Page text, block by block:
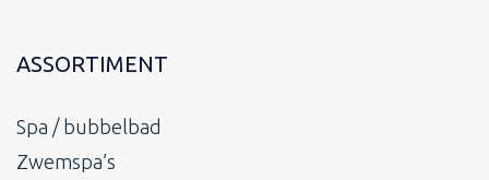
ASSORTIMENT
Spa / bubbelbad
Zwemspa’s